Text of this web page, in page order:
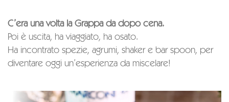
C’era una volta la Grappa da dopo cena.
Poi è uscita, ha viaggiato, ha osato.
Ha incontrato spezie, agrumi, shaker e bar spoon, per
diventare oggi un’esperienza da miscelare!